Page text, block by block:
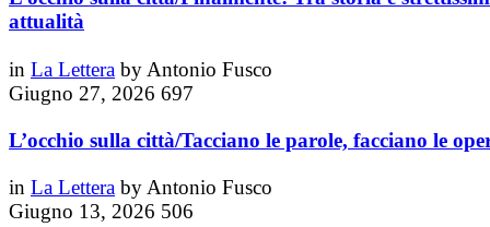
attualità
in La Lettera by Antonio Fusco
Giugno 27, 2026 697
L’occhio sulla città/Tacciano le parole, facciano le
in La Lettera by Antonio Fusco
Giugno 13, 2026 506